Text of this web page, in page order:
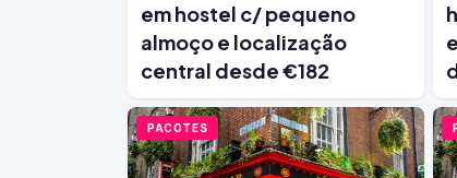
em hostel c/ pequeno
almoço e localização
central desde €182
PACOTES